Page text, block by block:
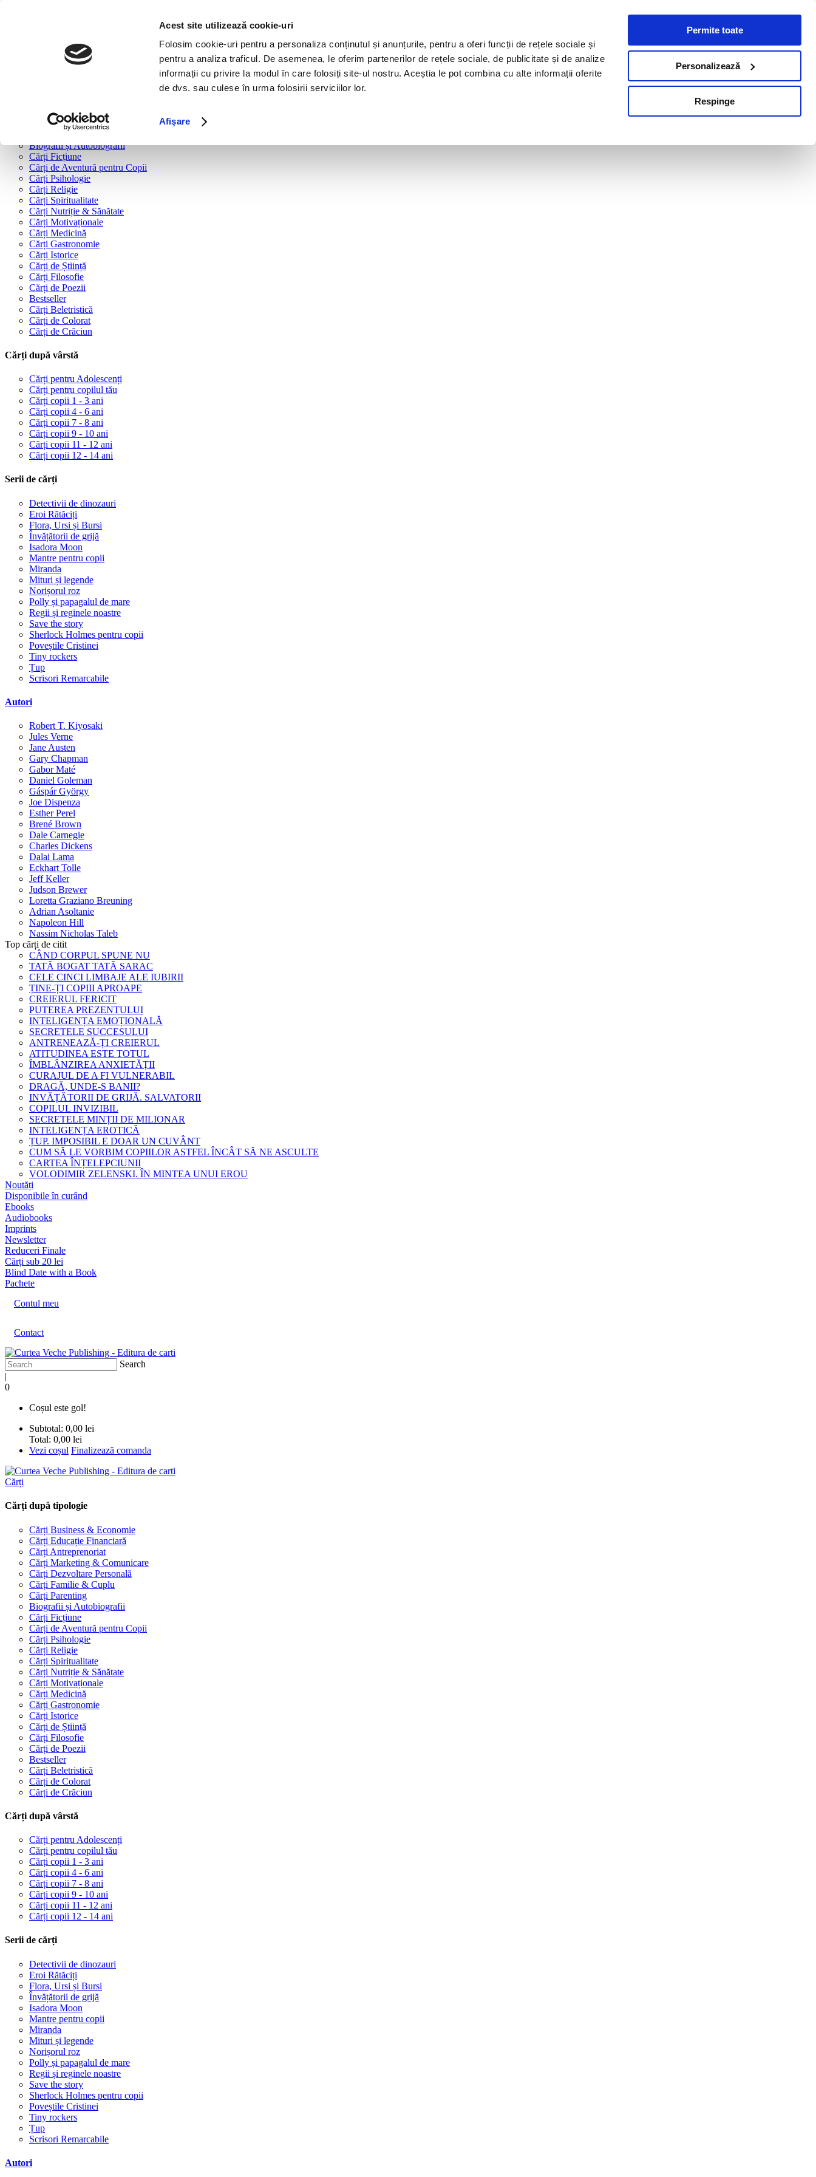
Acest site utilizează cookie-uri
Folosim cookie-uri pentru a personaliza conținutul și anunțurile, pentru a oferi funcții de rețele sociale și
pentru a analiza traficul. De asemenea, le oferim partenerilor de rețele sociale, de publicitate și de analize
informații cu privire la modul în care folosiți site-ul nostru. Aceștia le pot combina cu alte informații oferite
de dvs. sau culese în urma folosirii serviciilor lor.
Afişare
Permite toate
Personalizează
Respinge
Cărți după tipologie
Cărți Dezvoltare Personală
Cărți Familie & Cuplu
Biografii și Autobiografii
Cărți Ficțiune
Cărți de Aventură pentru Copii
Cărți Psihologie
Cărți Religie
Cărți Spiritualitate
Cărți Nutriție & Sănătate
Cărți Motivaționale
Cărți Medicină
Cărți Gastronomie
Cărți Istorice
Cărți de Știință
Cărți Filosofie
Cărți de Poezii
Bestseller
Cărți Beletristică
Cărți de Colorat
Cărți de Crăciun
Cărți după vârstă
Cărți pentru Adolescenți
Cărți pentru copilul tău
Cărți copii 1 - 3 ani
Cărți copii 4 - 6 ani
Cărți copii 7 - 8 ani
Cărți copii 9 - 10 ani
Cărți copii 11 - 12 ani
Cărți copii 12 - 14 ani
Serii de cărți
Detectivii de dinozauri
Eroi Rătăciți
Flora, Ursi și Bursi
Învățătorii de grijă
Isadora Moon
Mantre pentru copii
Miranda
Mituri și legende
Norișorul roz
Polly și papagalul de mare
Regii și reginele noastre
Save the story
Sherlock Holmes pentru copii
Poveștile Cristinei
Tiny rockers
Țup
Scrisori Remarcabile
Autori
Robert T. Kiyosaki
Jules Verne
Jane Austen
Gary Chapman
Gabor Maté
Daniel Goleman
Gáspár György
Joe Dispenza
Esther Perel
Brené Brown
Dale Carnegie
Charles Dickens
Dalai Lama
Eckhart Tolle
Jeff Keller
Judson Brewer
Loretta Graziano Breuning
Adrian Asoltanie
Napoleon Hill
Nassim Nicholas Taleb
Top cărți de citit
CÂND CORPUL SPUNE NU
TATĂ BOGAT TATĂ SARAC
CELE CINCI LIMBAJE ALE IUBIRII
ȚINE-ȚI COPIII APROAPE
CREIERUL FERICIT
PUTEREA PREZENTULUI
INTELIGENȚA EMOȚIONALĂ
SECRETELE SUCCESULUI
ANTRENEAZĂ-ȚI CREIERUL
ATITUDINEA ESTE TOTUL
ÎMBLÂNZIREA ANXIETĂȚII
CURAJUL DE A FI VULNERABIL
DRAGĂ, UNDE-S BANII?
INVĂȚĂTORII DE GRIJĂ. SALVATORII
COPILUL INVIZIBIL
SECRETELE MINȚII DE MILIONAR
INTELIGENȚA EROTICĂ
ȚUP. IMPOSIBIL E DOAR UN CUVÂNT
CUM SĂ LE VORBIM COPIILOR ASTFEL ÎNCÂT SĂ NE ASCULTE
CARTEA ÎNȚELEPCIUNII
VOLODIMIR ZELENSKI. ÎN MINTEA UNUI EROU
Noutăți
Disponibile în curând
Ebooks
Audiobooks
Imprints
Newsletter
Reduceri Finale
Cărți sub 20 lei
Blind Date with a Book
Pachete
Contul meu
Contact
Search
|
0
Coșul este gol!
Subtotal: 0,00 lei
Total: 0,00 lei
Vezi coșul Finalizează comanda
Cărți
Cărți după tipologie
Cărți Business & Economie
Cărți Educație Financiară
Cărți Antreprenoriat
Cărți Marketing & Comunicare
Cărți Dezvoltare Personală
Cărți Familie & Cuplu
Cărți Parenting
Biografii și Autobiografii
Cărți Ficțiune
Cărți de Aventură pentru Copii
Cărți Psihologie
Cărți Religie
Cărți Spiritualitate
Cărți Nutriție & Sănătate
Cărți Motivaționale
Cărți Medicină
Cărți Gastronomie
Cărți Istorice
Cărți de Știință
Cărți Filosofie
Cărți de Poezii
Bestseller
Cărți Beletristică
Cărți de Colorat
Cărți de Crăciun
Cărți după vârstă
Cărți pentru Adolescenți
Cărți pentru copilul tău
Cărți copii 1 - 3 ani
Cărți copii 4 - 6 ani
Cărți copii 7 - 8 ani
Cărți copii 9 - 10 ani
Cărți copii 11 - 12 ani
Cărți copii 12 - 14 ani
Serii de cărți
Detectivii de dinozauri
Eroi Rătăciți
Flora, Ursi și Bursi
Învățătorii de grijă
Isadora Moon
Mantre pentru copii
Miranda
Mituri și legende
Norișorul roz
Polly și papagalul de mare
Regii și reginele noastre
Save the story
Sherlock Holmes pentru copii
Poveștile Cristinei
Tiny rockers
Țup
Scrisori Remarcabile
Autori